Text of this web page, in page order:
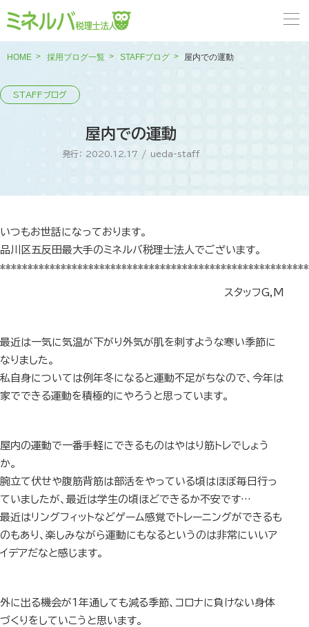
HOME 採用ブログ一覧 STAFFブログ 屋内での運動
屋内での運動
発行： 2020.12.17 / ueda-staff
いつもお世話になっております。
品川区五反田最大手のミネルバ税理士法人でございます。
スタッフG,M
最近は一気に気温が下がり外気が肌を刺すような寒い季節に
なりました。
私自身については例年冬になると運動不足がちなので、今年は
家でできる運動を積極的にやろうと思っています。
屋内の運動で一番手軽にできるものはやはり筋トレでしょう
か。
腕立て伏せや腹筋背筋は部活をやっている頃はほぼ毎日行っ
ていましたが、最近は学生の頃ほどできるか不安です…
最近はリングフィットなどゲーム感覚でトレーニングができるも
のもあり、楽しみながら運動にもなるというのは非常にいいア
イデアだなと感じます。
外に出る機会が1年通しても減る季節、コロナに負けない身体
づくりをしていこうと思います。